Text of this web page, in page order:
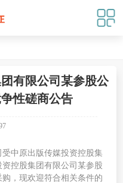
有限公司某参股公
性磋商公告
受中原出版传媒投资控股集
控股集团有限公司某参股
购 ，现欢迎符合相关条件的